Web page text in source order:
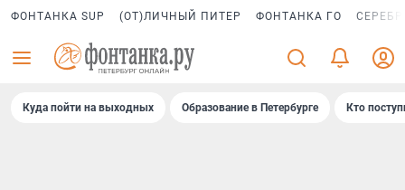
ФОНТАНКА SUP (ОТ)ЛИЧНЫЙ ПИТЕР ФОНТАНКА ГО
Куда пойти на выходных Образование в Петербурге Кто